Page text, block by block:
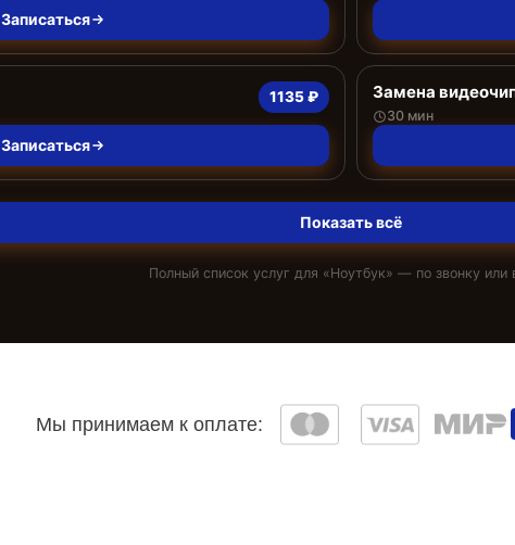
Записаться
1135 ₽
Записаться
Замена
30 мин
Показать всё
Полный список услуг для «Ноутбук» — по звонку или
Мы принимаем к оплате: